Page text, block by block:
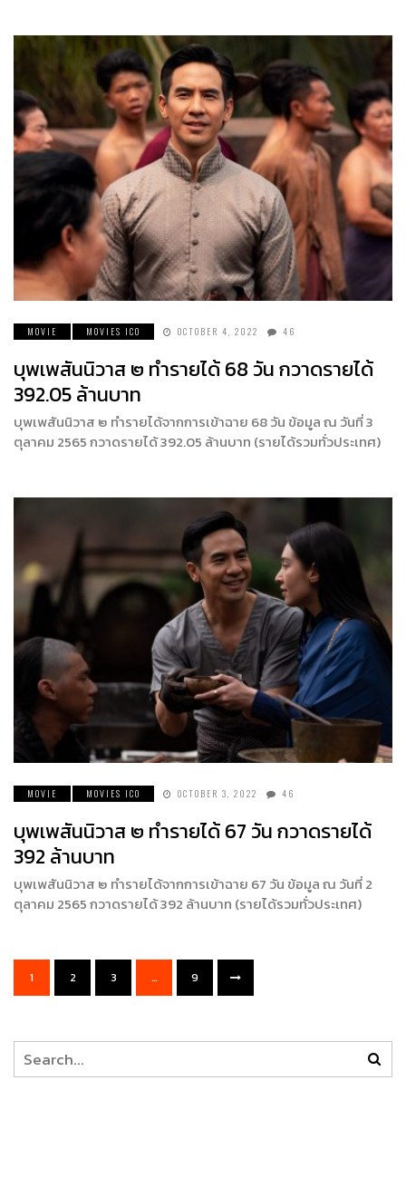
MOVIE MOVIES ICO OCTOBER 4, 2022 46
บุพเพสันนิวาส ๒ ทำรายได้ 68 วัน กวาดรายได้
392.05 ล้านบาท
บุพเพสันนิวาส ๒ ทำรายได้จากการเข้าฉาย 68 วัน ข้อมูล ณ วันที่ 3
ตุลาคม 2565 กวาดรายได้ 392.05 ล้านบาท (รายได้รวมทั่วประเทศ)
MOVIE MOVIES ICO OCTOBER 3, 2022 46
บุพเพสันนิวาส ๒ ทำรายได้ 67 วัน กวาดรายได้
392 ล้านบาท
บุพเพสันนิวาส ๒ ทำรายได้จากการเข้าฉาย 67 วัน ข้อมูล ณ วันที่ 2
ตุลาคม 2565 กวาดรายได้ 392 ล้านบาท (รายได้รวมทั่วประเทศ)
1 2 3 … 9